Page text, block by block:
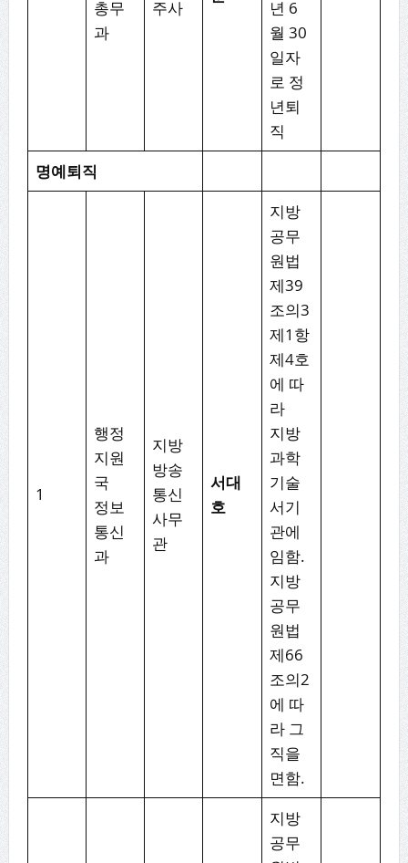
총무
과
주사
년 6
월 30
일자
로 정
년퇴
직
명예퇴직
1
행정
지원
국
정보
통신
과
지방
방송
통신
사무
관
서대
호
지방
공무
원법
제39
조의3
제1항
제4호
에 따
라
지방
과학
기술
서기
관에
임함.
지방
공무
원법
제66
조의2
에 따
라 그
직을
면함.
지방
공무